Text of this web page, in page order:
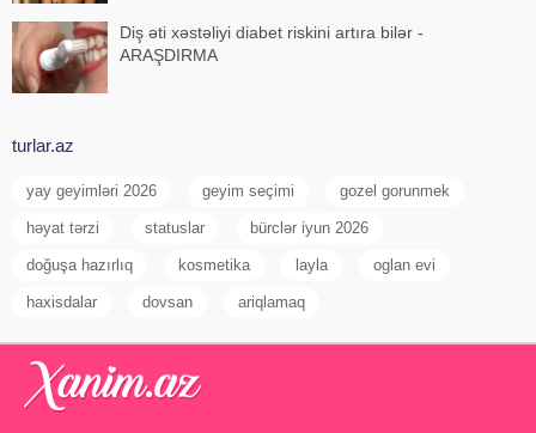
Diş əti xəstəliyi diabet riskini artıra bilər -
ARAŞDIRMA
turlar.az
yay geyimləri 2026 geyim seçimi gozel gorunmek
həyat tərzi statuslar bürclər iyun 2026
doğuşa hazırlıq kosmetika layla oglan evi
haxisdalar dovsan ariqlamaq